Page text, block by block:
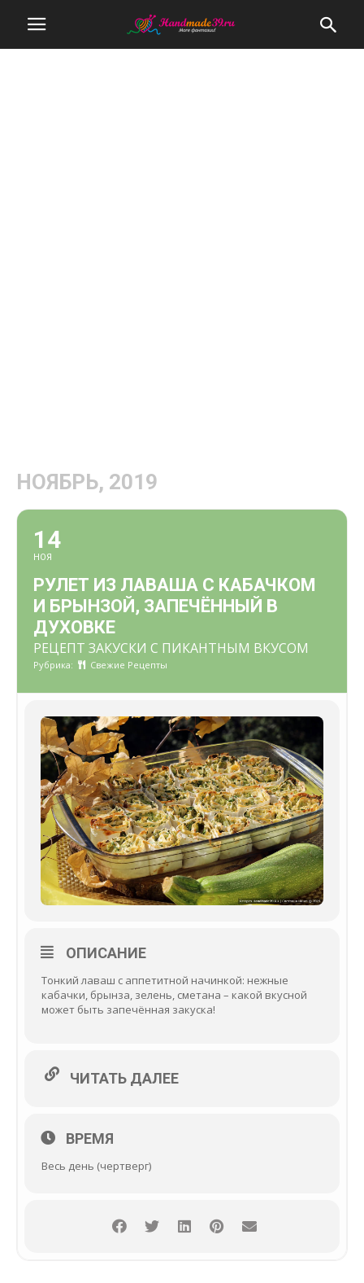
НОЯБРЬ, 2019
14
НОЯ
РУЛЕТ ИЗ ЛАВАША С КАБАЧКОМ
И БРЫНЗОЙ, ЗАПЕЧЁННЫЙ В
ДУХОВКЕ
РЕЦЕПТ ЗАКУСКИ С ПИКАНТНЫМ ВКУСОМ
Рубрика: Свежие Рецепты
ОПИСАНИЕ
Тонкий лаваш с аппетитной начинкой: нежные
кабачки, брынза, зелень, сметана – какой вкусной
может быть запечённая закуска!
ЧИТАТЬ ДАЛЕЕ
ВРЕМЯ
Весь день (чертверг)